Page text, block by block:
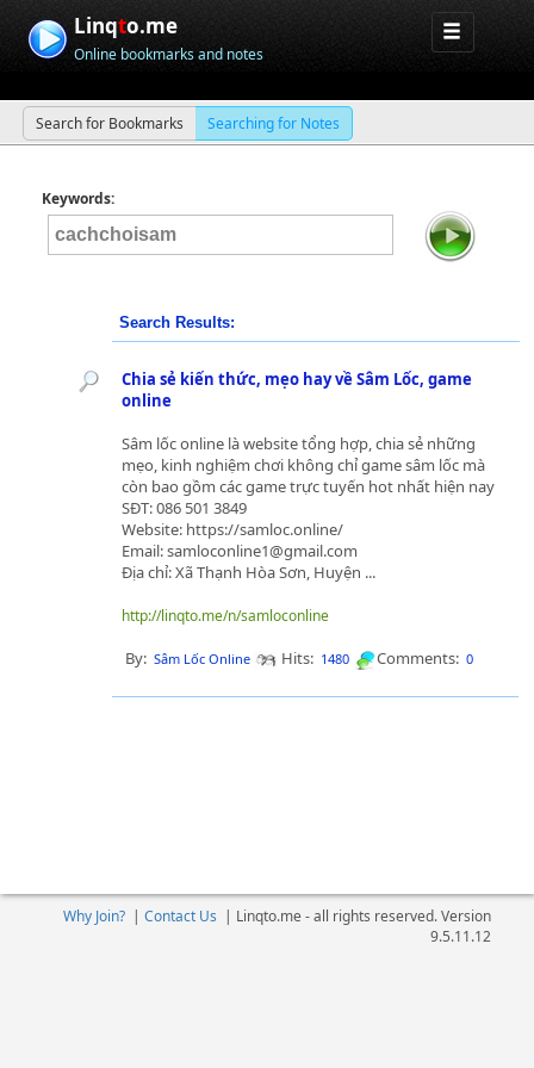
Linqto.me
Online bookmarks and notes
Search for Bookmarks Searching for Notes
Keywords:
Search Results:
Chia sẻ kiến thức, mẹo hay về Sâm Lốc, game
online
Sâm lốc online là website tổng hợp, chia sẻ những
mẹo, kinh nghiệm chơi không chỉ game sâm lốc mà
còn bao gồm các game trực tuyến hot nhất hiện nay
SĐT: 086 501 3849
Website: https://samloc.online/
Email: samloconline1@gmail.com
Địa chỉ: Xã Thạnh Hòa Sơn, Huyện ...
http://linqto.me/n/samloconline
By: Sâm Lốc Online Hits: 1480 Comments: 0
Why Join?| Contact Us | Linqto.me - all rights reserved. Version
9.5.11.12